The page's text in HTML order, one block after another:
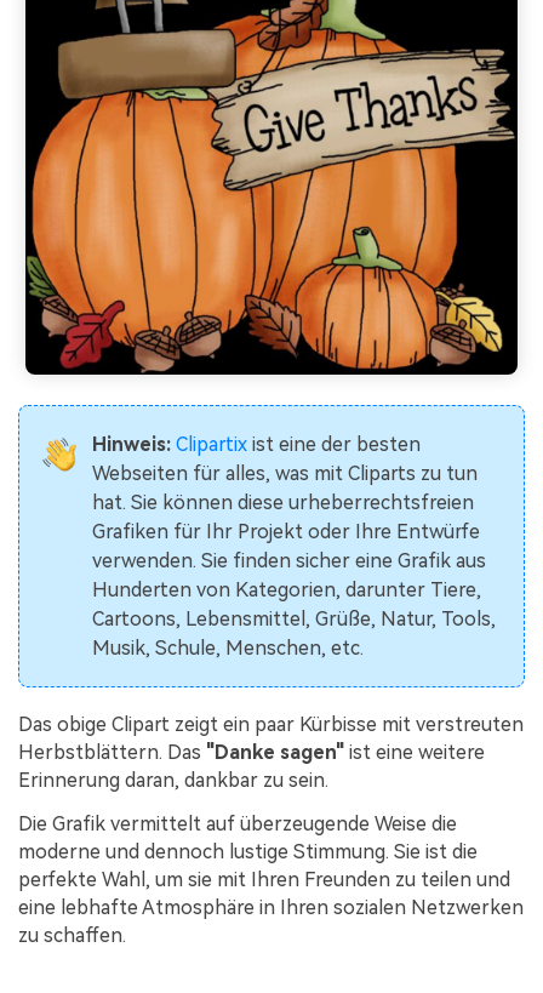
Hinweis: Clipartixist eine der besten
Webseiten für alles, was mit Cliparts zu tun
hat. Sie können diese urheberrechtsfreien
Grafiken für Ihr Projekt oder Ihre Entwürfe
verwenden. Sie finden sicher eine Grafik aus
Hunderten von Kategorien, darunter Tiere,
Cartoons, Lebensmittel, Grüße, Natur, Tools,
Musik, Schule, Menschen, etc.
Das obige Clipart zeigt ein paar Kürbisse mit verstreuten
Herbstblättern. Das "Danke sagen" ist eine weitere
Erinnerung daran, dankbar zu sein.
Die Grafik vermittelt auf überzeugende Weise die
moderne und dennoch lustige Stimmung. Sie ist die
perfekte Wahl, um sie mit Ihren Freunden zu teilen und
eine lebhafte Atmosphäre in Ihren sozialen Netzwerken
zu schaffen.